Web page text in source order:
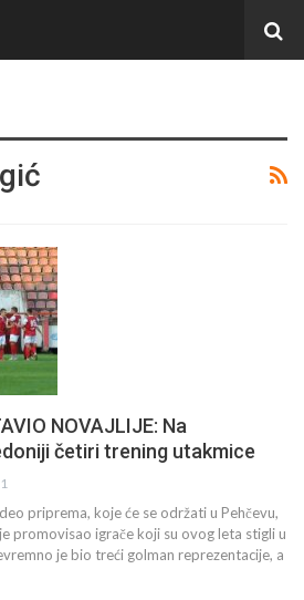
NOVAJLIJE: Na
četiri trening utakmice
priprema, koje će se održati u Pehčevu,
promovisao igrače koji su ovog leta stigli u
je bio treći golman reprezentacije, a